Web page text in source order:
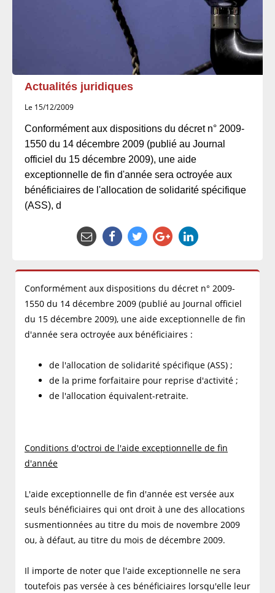
Actualités juridiques
Le 15/12/2009
Conformément aux dispositions du décret n° 2009-
1550 du 14 décembre 2009 (publié au Journal
officiel du 15 décembre 2009), une aide
exceptionnelle de fin d'année sera octroyée aux
bénéficiaires de l'allocation de solidarité spécifique
(ASS), d
Conformément aux dispositions du décret n° 2009-
1550 du 14 décembre 2009 (publié au Journal officiel
du 15 décembre 2009), une aide exceptionnelle de fin
d'année sera octroyée aux bénéficiaires :
de l'allocation de solidarité spécifique (ASS) ;
de la prime forfaitaire pour reprise d'activité ;
de l'allocation équivalent-retraite.
Conditions d'octroi de l'aide exceptionnelle de fin
d'année
L'aide exceptionnelle de fin d'année est versée aux
seuls bénéficiaires qui ont droit à une des allocations
susmentionnées au titre du mois de novembre 2009
ou, à défaut, au titre du mois de décembre 2009.
Il importe de noter que l'aide exceptionnelle ne sera
toutefois pas versée à ces bénéficiaires lorsqu'elle leur